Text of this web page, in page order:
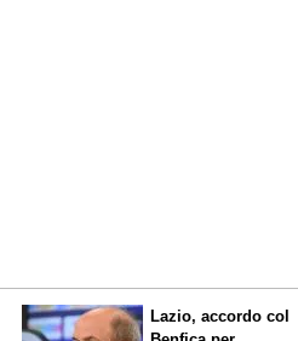
Lazio, accordo col